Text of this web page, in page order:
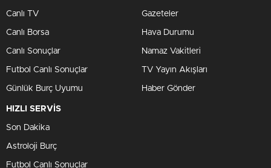
Canlı TV
Canlı Borsa
Canlı Sonuçlar
Futbol Canlı Sonuçlar
Günlük Burç Uyumu
Gazeteler
Hava Durumu
Namaz Vakitleri
TV Yayın Akışları
Haber Gönder
HIZLI SERVİS
Son Dakika
Astroloji Burç
Futbol Canlı Sonuçlar